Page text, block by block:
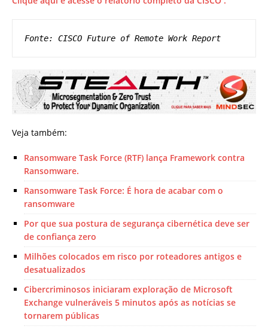
Veja também:
Ransomware Task Force (RTF) lança Framework contra
Ransomware.
Ransomware Task Force: É hora de acabar com o
ransomware
Por que sua postura de segurança cibernética deve ser
de confiança zero
Milhões colocados em risco por roteadores antigos e
desatualizados
Cibercriminosos iniciaram exploração de Microsoft
Exchange vulneráveis 5 minutos após as notícias se
tornarem públicas